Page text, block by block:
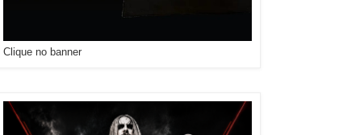
Clique no banner